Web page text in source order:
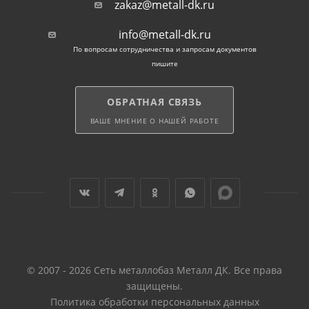
углеродистых сталей общего назначения: СТ1/2ПС,
СТ3СП, 3СП. При изготовлении изделий
применяются ГОСТ: 13663, 8645, СТО 00186217-477.
Особенности
прямоугольной трубы
равного сечения. Но при этом вес трубы,
нагрузкам на изгибание со всех 4 сторон, а
прямоугольный — прочнее с наиболее широких
zakaz@metall-dk.ru
info@metall-dk.ru
По вопросам сотрудничества и запросам документов
пишите
ОБРАТНАЯ СВЯЗЬ
ВАШЕ МНЕНИЕ О НАШЕЙ РАБОТЕ
© 2007 - 2026 Сеть металлобаз Металл ДК. Все права
защищены.
Политика обработки персональных данных